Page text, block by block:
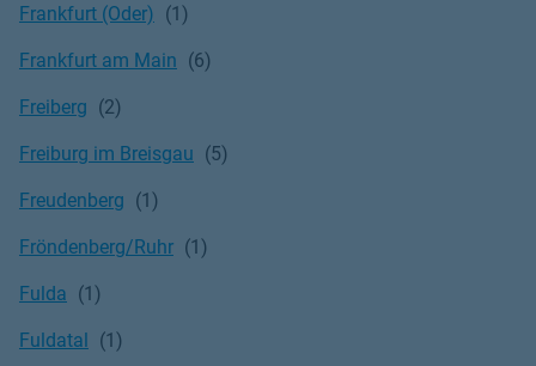
Frankfurt (Oder)
Frankfurt am Main
Freiberg
Freiburg im Breisgau
Freudenberg
Fröndenberg/Ruhr
Fulda
Fuldatal